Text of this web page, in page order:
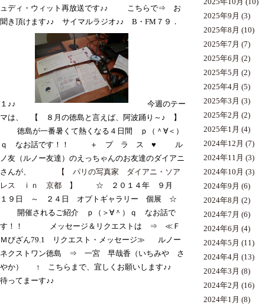
ュディ・ウィット再放送です♪♪
こちらで⇒ お
聞き頂けます♪♪ サイマルラジオ♪♪ B・FM７９．
１♪♪
今週のテー
マは、 【 ８月の徳島と言えば、阿波踊り～♪ 】
徳島が一番暑くて熱くなる４日間 ｐ（＾∀＜）
ｑ なお話です！！
＋ プ ラ ス ♥
ル
ノ友（ルノー友達）のえっちゃんのお友達のダイアニ
さんが、
【 パリの写真家 ダイアニ・ソア
レス ｉｎ 京都 】
☆ ２０１４年 ９月
１９日 ～ ２４日 オプトギャラリー 個展 ☆
開催されるご紹介 ｐ（＞∀＾）ｑ なお話で
す！！
メッセージ＆リクエストは ⇒ ≪Ｆ
Ｍびざん79.1 リクエスト・メッセージ≫
ルノー
ネクストワン徳島 ⇒ 一宮 早哉香（いちみや さ
やか）
↑ こちらまで、宜しくお願いします♪♪
待ってまーす♪♪
2025年10月 (10)
2025年9月 (3)
2025年8月 (10)
2025年7月 (7)
2025年6月 (2)
2025年5月 (2)
2025年4月 (5)
2025年3月 (3)
2025年2月 (2)
2025年1月 (4)
2024年12月 (7)
2024年11月 (3)
2024年10月 (3)
2024年9月 (6)
2024年8月 (2)
2024年7月 (6)
2024年6月 (4)
2024年5月 (11)
2024年4月 (13)
2024年3月 (8)
2024年2月 (16)
2024年1月 (8)